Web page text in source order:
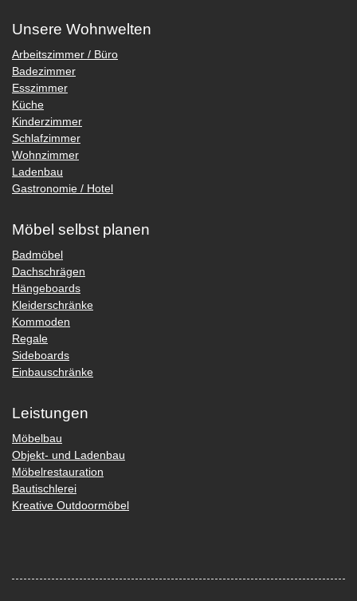
Unsere Wohnwelten
Arbeitszimmer / Büro
Badezimmer
Esszimmer
Küche
Kinderzimmer
Schlafzimmer
Wohnzimmer
Ladenbau
Gastronomie / Hotel
Möbel selbst planen
Badmöbel
Dachschrägen
Hängeboards
Kleiderschränke
Kommoden
Regale
Sideboards
Einbauschränke
Leistungen
Möbelbau
Objekt- und Ladenbau
Möbelrestauration
Bautischlerei
Kreative Outdoormöbel